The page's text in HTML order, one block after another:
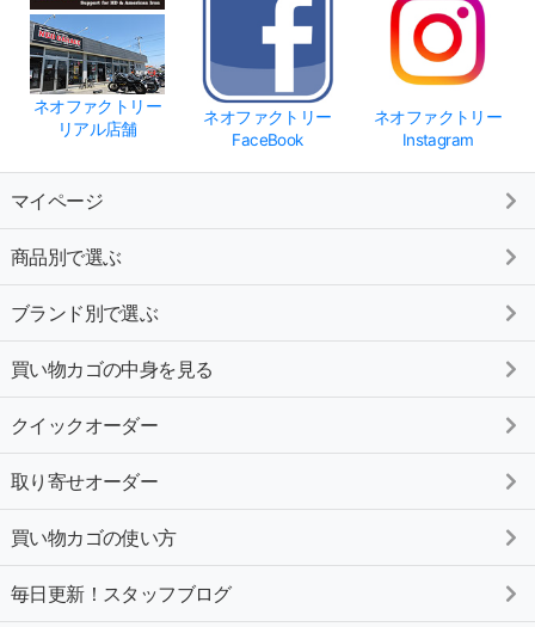
ネオファクトリー
リアル店舗
ネオファクトリー
FaceBook
ネオファクトリー
Instagram
マイページ
商品別で選ぶ
ブランド別で選ぶ
買い物カゴの中身を見る
クイックオーダー
取り寄せオーダー
買い物カゴの使い方
毎日更新！スタッフブログ